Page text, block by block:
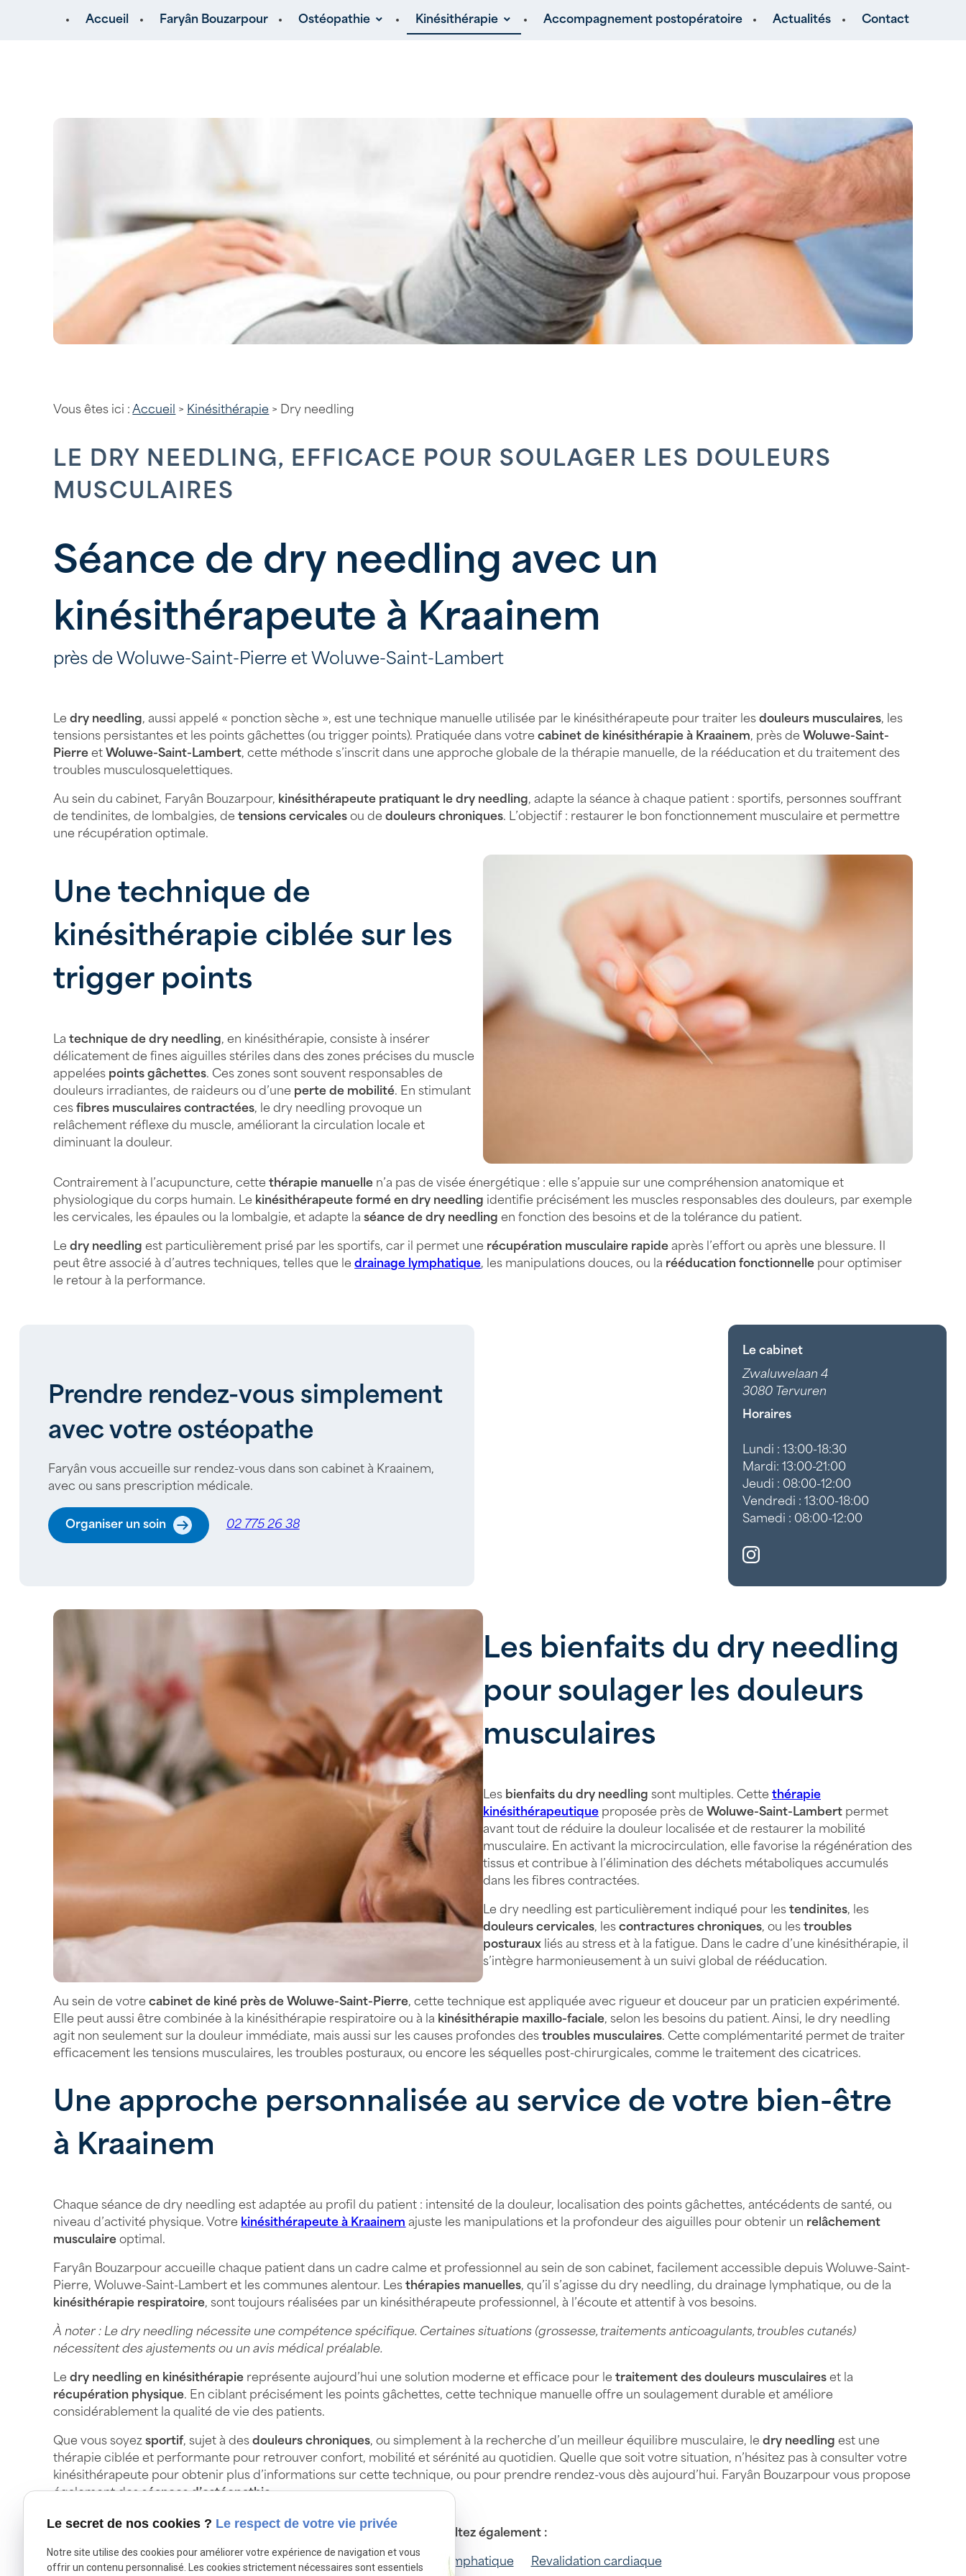
Accueil Faryân Bouzarpour Ostéopathie Kinésithérapie Accompagnement postopératoire Actualités Contact
Vous êtes ici : Accueil > Kinésithérapie > Dry needling
LE DRY NEEDLING, EFFICACE POUR SOULAGER LES DOULEURS
MUSCULAIRES
Séance de dry needling avec un
kinésithérapeute à Kraainem
près de Woluwe-Saint-Pierre et Woluwe-Saint-Lambert
Ledry needling, aussi appelé « ponction sèche », est une technique manuelle utilisée par le kinésithérapeute pour traiter lesdouleurs musculaires, les
tensions persistantes et les points gâchettes (ou trigger points). Pratiquée dans votrecabinet de kinésithérapie à Kraainem, près de Woluwe-Saint-
Pierreet Woluwe-Saint-Lambert, cette méthode s’inscrit dans une approche globale de la thérapie manuelle, de la rééducation et du traitement des
troubles musculosquelettiques.
Au sein du cabinet, Faryân Bouzarpour, kinésithérapeute pratiquant le dry needling, adapte la séance à chaque patient : sportifs, personnes souffrant
de tendinites, de lombalgies, detensions cervicales ou dedouleurs chroniques. L’objectif : restaurer le bon fonctionnement musculaire et permettre
une récupération optimale.
Une technique de
kinésithérapie ciblée sur les
trigger points
Latechnique de dry needling, en kinésithérapie, consiste à insérer
délicatement de fines aiguilles stériles dans des zones précises du muscle
appelées points gâchettes. Ces zones sont souvent responsables de
douleurs irradiantes, de raideurs ou d’une perte de mobilité. En stimulant
cesfibres musculaires contractées, le dry needling provoque un
relâchement réflexe du muscle, améliorant la circulation locale et
diminuant la douleur.
Contrairement à l’acupuncture, cettethérapie manuelle n’a pas de visée énergétique : elle s’appuie sur une compréhension anatomique et
physiologique du corps humain. Le kinésithérapeute formé en dry needling identifie précisément les muscles responsables des douleurs, par exemple
les cervicales, les épaules ou la lombalgie, et adapte laséance de dry needling en fonction des besoins et de la tolérance du patient.
Ledry needlingest particulièrement prisé par les sportifs, car il permet une récupération musculaire rapide après l’effort ou après une blessure. Il
peut être associé à d’autres techniques, telles que ledrainage lymphatique, les manipulations douces, ou la rééducation fonctionnelle pour optimiser
le retour à la performance.
Prendre rendez-vous simplement
avec votre ostéopathe
Faryân vous accueille sur rendez-vous dans son cabinet à Kraainem,
avec ou sans prescription médicale.
Organiser un soin 02 775 26 38
Le cabinet
Zwaluwelaan 4
3080 Tervuren
Horaires
Lundi : 13:00-18:30
Mardi: 13:00-21:00
Jeudi : 08:00-12:00
Vendredi : 13:00-18:00
Samedi : 08:00-12:00
Les bienfaits du dry needling
pour soulager les douleurs
musculaires
Les bienfaits du dry needling sont multiples. Cette thérapie
kinésithérapeutique proposée près de Woluwe-Saint-Lambert permet
avant tout de réduire la douleur localisée et de restaurer la mobilité
musculaire. En activant la microcirculation, elle favorise la régénération des
tissus et contribue à l’élimination des déchets métaboliques accumulés
dans les fibres contractées.
Le dry needling est particulièrement indiqué pour les tendinites, les
douleurs cervicales, les contractures chroniques, ou les troubles
posturaux liés au stress et à la fatigue. Dans le cadre d’une kinésithérapie, il
s’intègre harmonieusement à un suivi global de rééducation.
Au sein de votrecabinet de kiné près de Woluwe-Saint-Pierre, cette technique est appliquée avec rigueur et douceur par un praticien expérimenté.
Elle peut aussi être combinée à la kinésithérapie respiratoire ou à la kinésithérapie maxillo-faciale, selon les besoins du patient. Ainsi, le dry needling
agit non seulement sur la douleur immédiate, mais aussi sur les causes profondes destroubles musculaires. Cette complémentarité permet de traiter
efficacement les tensions musculaires, les troubles posturaux, ou encore les séquelles post-chirurgicales, comme le traitement des cicatrices.
Une approche personnalisée au service de votre bien-être
à Kraainem
Chaque séance de dry needling est adaptée au profil du patient : intensité de la douleur, localisation des points gâchettes, antécédents de santé, ou
niveau d’activité physique. Votre kinésithérapeute à Kraainem ajuste les manipulations et la profondeur des aiguilles pour obtenir un relâchement
musculaire optimal.
Faryân Bouzarpour accueille chaque patient dans un cadre calme et professionnel au sein de son cabinet, facilement accessible depuis Woluwe-Saint-
Pierre, Woluwe-Saint-Lambert et les communes alentour. Lesthérapies manuelles, qu’il s’agisse du dry needling, du drainage lymphatique, ou de la
kinésithérapie respiratoire, sont toujours réalisées par un kinésithérapeute professionnel, à l’écoute et attentif à vos besoins.
À noter : Le dry needling nécessite une compétence spécifique. Certaines situations (grossesse, traitements anticoagulants, troubles cutanés)
nécessitent des ajustements ou un avis médical préalable.
Ledry needling en kinésithérapie représente aujourd’hui une solution moderne et efficace pour letraitement des douleurs musculaires et la
récupération physique. En ciblant précisément les points gâchettes, cette technique manuelle offre un soulagement durable et améliore
considérablement la qualité de vie des patients.
Que vous soyezsportif, sujet à desdouleurs chroniques, ou simplement à la recherche d’un meilleur équilibre musculaire, ledry needling est une
thérapie ciblée et performante pour retrouver confort, mobilité et sérénité au quotidien. Quelle que soit votre situation, n’hésitez pas à consulter votre
kinésithérapeute pour obtenir plus d’informations sur cette technique, ou pour prendre rendez-vous dès aujourd’hui. Faryân Bouzarpour vous propose
également desséances d’ostéopathie.
Consultez également :
Kinésithérapie Drainage lymphatique Revalidation cardiaque
Le secret de nos cookies ? Le respect de votre vie privée
Notre site utilise des cookies pour améliorer votre expérience de navigation et vous
offrir un contenu personnalisé. Les cookies strictement nécessaires sont essentiels